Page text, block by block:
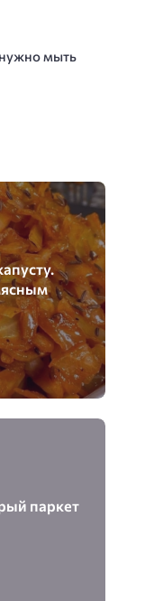
мыть
паркет